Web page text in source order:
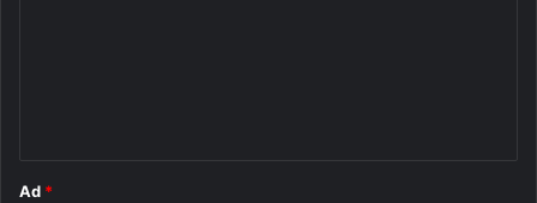
Ad *